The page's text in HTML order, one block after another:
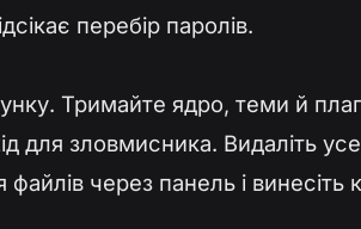
перебір паролів.
Тримайте ядро, теми й
для зловмисника. Видаліть
файлів через панель і